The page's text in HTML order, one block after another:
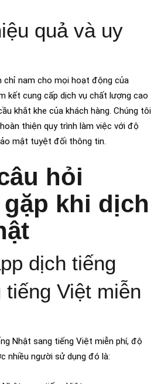
quả và uy
chỉ nam cho mọi hoạt động của
kết cung cấp dịch vụ chất lượng cao
khắt khe của khách hàng. Chúng tôi
thiện quy trình làm việc với độ
mật tuyệt đối thông tin.
hỏi
khi dịch
dịch tiếng
tiếng Việt miễn
Nhật sang tiếng Việt miễn phí, độ
nhiều người sử dụng đó là: